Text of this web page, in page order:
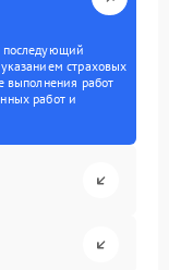
последующий
страховых
выполнения работ
работ и